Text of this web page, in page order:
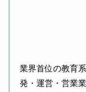
業界首位の教育
発・運営・営業